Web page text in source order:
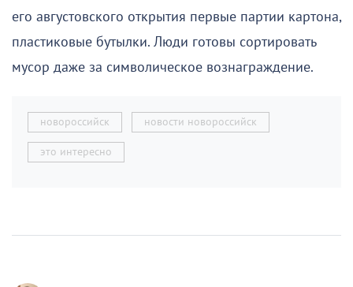
его августовского открытия первые партии картона,
пластиковые бутылки. Люди готовы сортировать
мусор даже за символическое вознаграждение.
новороссийск новости новороссийск
это интересно